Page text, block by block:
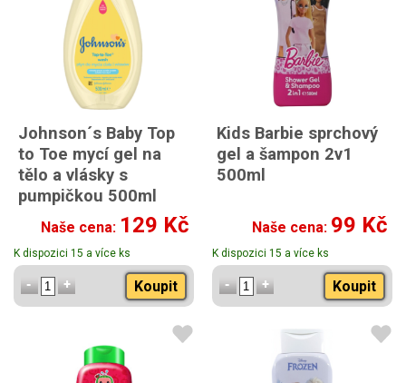
Johnson´s Baby Top
to Toe mycí gel na
tělo a vlásky s
pumpičkou 500ml
Naše cena: 129 Kč
K dispozici 15 a více ks
Koupit
Kids Barbie sprchový
gel a šampon 2v1
500ml
Naše cena: 99 Kč
K dispozici 15 a více ks
Koupit